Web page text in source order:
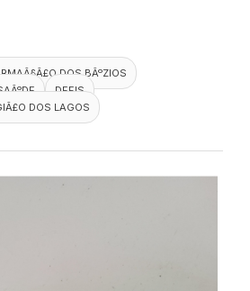
DOS BÃºZIOS
DEFIS
DOS LAGOS